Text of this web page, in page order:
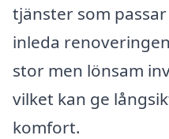
tjänster som
inleda
stor men lönsam
vilket kan ge
komfort.